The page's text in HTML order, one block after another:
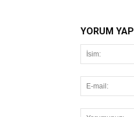
YORUM YAP